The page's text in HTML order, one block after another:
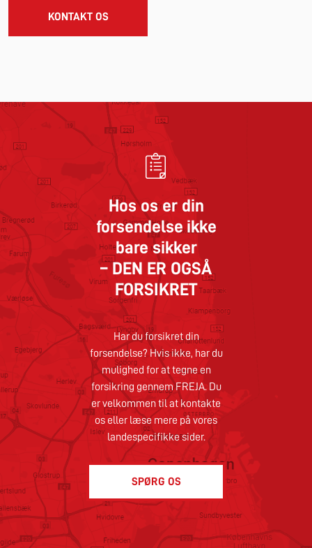
KONTAKT OS
Hos os er din
forsendelse ikke
bare sikker
– DEN ER OGSÅ
FORSIKRET
Har du forsikret din
forsendelse? Hvis ikke, har du
mulighed for at tegne en
forsikring gennem FREJA. Du
er velkommen til at kontakte
os eller læse mere på vores
landespecifikke sider.
SPØRG OS